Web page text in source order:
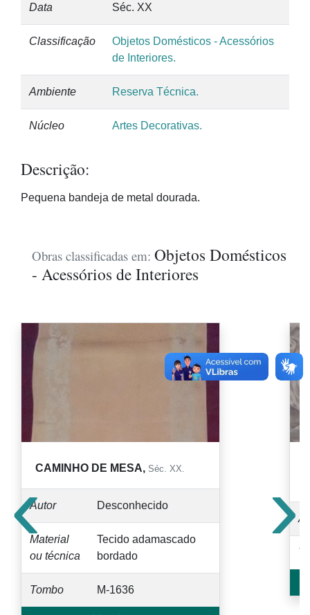
Data Séc. XX
Classificação
Objetos Domésticos - Acessórios
de Interiores.
Ambiente Reserva Técnica.
Núcleo Artes Decorativas.
Descrição:
Pequena bandeja de metal dourada.
Obras classificadas em: Objetos Domésticos
- Acessórios de Interiores
CAMINHO DE MESA, Séc. XX.
Autor Desconhecido
Material
ou técnica
Tecido adamascado
bordado
Tombo M-1636
‹ ›